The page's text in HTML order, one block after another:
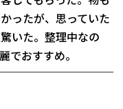
ったが、思っていた
いた。整理中なの
でおすすめ。